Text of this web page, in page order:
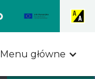
A
Menu główne